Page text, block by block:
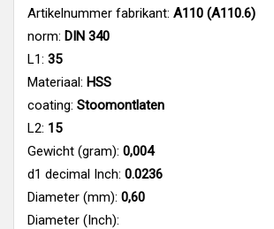
Artikelnummer fabrikant: A110 (A110.6)
norm: DIN 340
L1: 35
Materiaal: HSS
coating: Stoomontlaten
L2: 15
Gewicht (gram): 0,004
d1 decimal Inch: 0.0236
Diameter (mm): 0,60
Diameter (Inch):